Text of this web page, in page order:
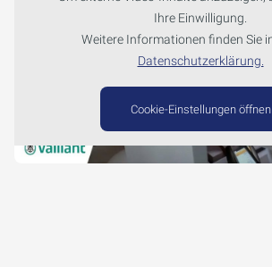
Ihre Einwilligung.
Weitere Informationen finden Sie
Datenschutzerklärung.
Cookie-Einstellungen öffnen